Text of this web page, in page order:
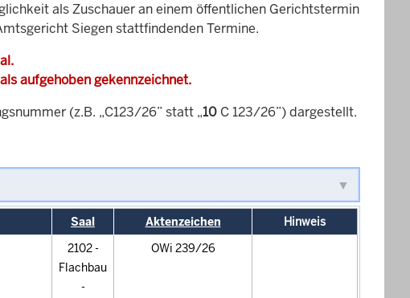
als Zuschauer an einem öffentlichen Gerichtstermin
Siegen stattfindenden Termine.
aufgehoben gekennzeichnet.
(z.B. „C123/26” statt „10 C 123/26”) dargestellt.
Saal Aktenzeichen
Hinweis
2102 -
Flachbau
-
OWi 239/26